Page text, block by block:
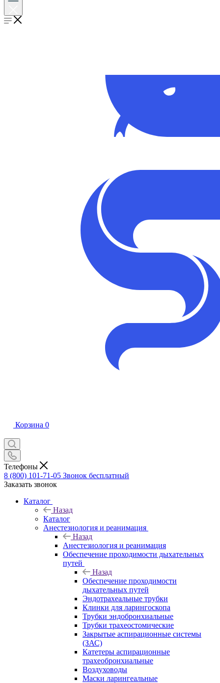
Корзина 0
Телефоны
8 (800) 101-71-05 Звонок бесплатный
Заказать звонок
Каталог
Назад
Каталог
Анестезиология и реанимация
Назад
Анестезиология и реанимация
Обеспечение проходимости дыхательных
путей
Назад
Обеспечение проходимости
дыхательных путей
Эндотрахеальные трубки
Клинки для ларингоскопа
Трубки эндобронхиальные
Трубки трахеостомические
Закрытые аспирационные системы
(ЗАС)
Катетеры аспирационные
трахеобронхиальные
Воздуховоды
Маски ларингеальные